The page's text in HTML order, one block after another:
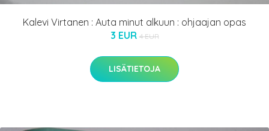
Kalevi Virtanen : Auta minut alkuun : ohjaajan opas
3 EUR 4 EUR
LISÄTIETOJA